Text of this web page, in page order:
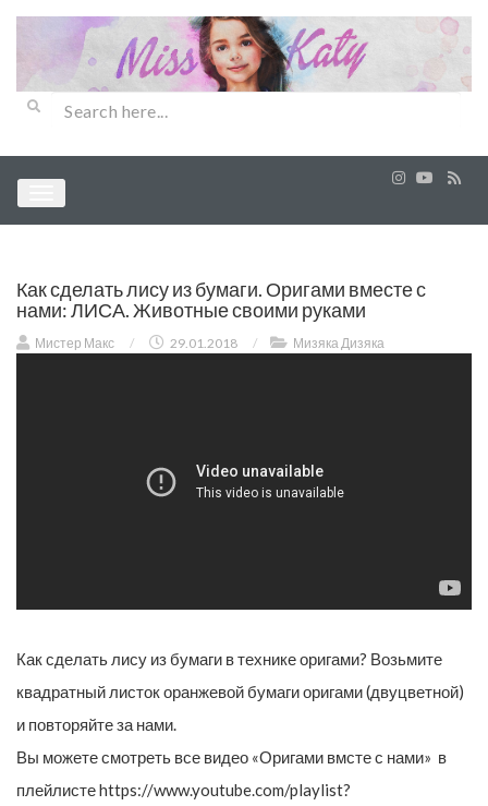
Как сделать лису из бумаги. Оригами вместе с
нами: ЛИСА. Животные своими руками
Мистер Макс / 29.01.2018 / Мизяка Дизяка
Как сделать лису из бумаги в технике оригами? Возьмите
квадратный листок оранжевой бумаги оригами (двуцветной)
и повторяйте за нами.
Вы можете смотреть все видео «Оригами вмсте с нами» в
плейлисте https://www.youtube.com/playlist?